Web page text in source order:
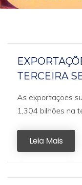
TERCEIRA
As exportações
1,304 bilhões na
Leia Mais